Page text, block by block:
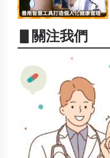
▋關注我們